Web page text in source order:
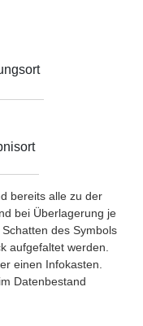
bereits alle zu der
bei Überlagerung je
des Symbols
aufgefaltet werden.
einen Infokasten.
Datenbestand